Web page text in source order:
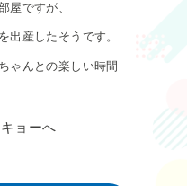
屋ですが、
出産したそうです。
ゃんとの楽しい時間
ョーへ